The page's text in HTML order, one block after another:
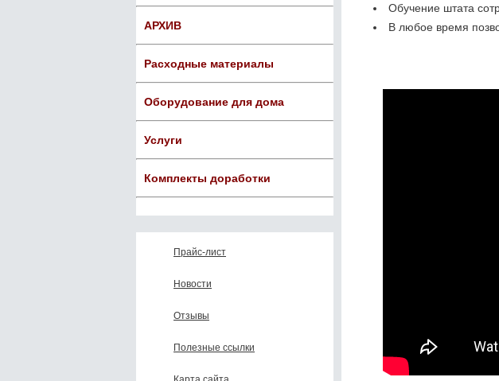
АРХИВ
Расходные материалы
Оборудование для дома
Услуги
Комплекты доработки
Прайс-лист
Новости
Отзывы
Полезные ссылки
Обучение штата
В любое время